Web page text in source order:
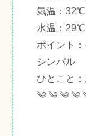
気温：32℃
水温：29℃
ポイント
シンバル
ひとこと
༄ ༄ ༄ ༄